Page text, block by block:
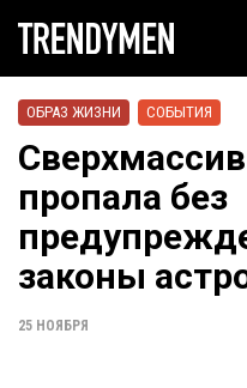
ОБРАЗ ЖИЗНИ СОБЫТИЯ
пропала без
законы
25 НОЯБРЯ